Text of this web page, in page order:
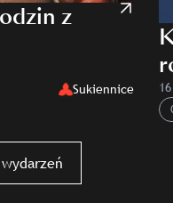
z
Sukiennice